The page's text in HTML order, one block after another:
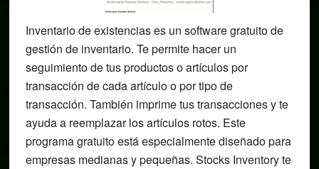
Inventario de existencias es un software gratuito de
gestión de inventario. Te permite hacer un
seguimiento de tus productos o artículos por
transacción de cada artículo o por tipo de
transacción. También imprime tus transacciones y te
ayuda a reemplazar los artículos rotos. Este
programa gratuito está especialmente diseñado para
empresas medianas y pequeñas. Stocks Inventory te